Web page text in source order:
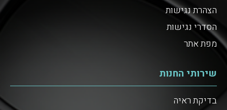
הצהרת נגישות
הסדרי נגישות
מפת אתר
שירותי החנות
בדיקת ראיה